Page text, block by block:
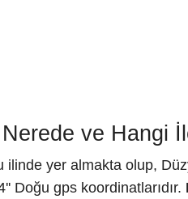
ve Hangi
ilinde yer almakta olup,
Doğu gps koordinatlarıdır.